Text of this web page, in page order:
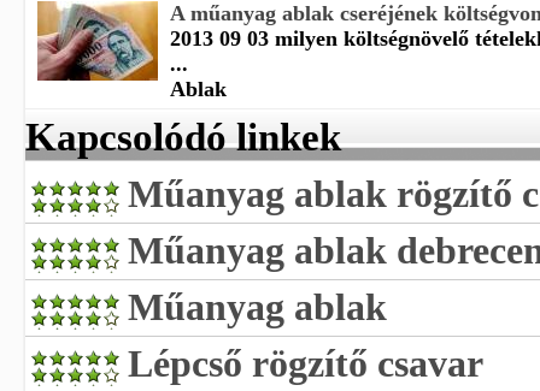
A műanyag ablak cseréjének
2013 09 03 milyen költségnövelő
...
Ablak
Kapcsolódó linkek
Műanyag ablak rögzítő
Műanyag ablak
Műanyag ablak
Lépcső rögzítő csavar